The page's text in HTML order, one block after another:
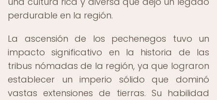
perdurable en la región.
La ascensión de los pechenegos tuvo un
impacto significativo en la historia de las
tribus nómadas de la región, ya que lograron
establecer un imperio sólido que dominó
vastas extensiones de tierras. Su habilidad